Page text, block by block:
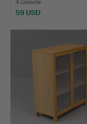
4 Gebote
59 USD